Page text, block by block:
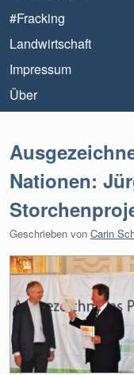
#Fracking
Landwirtschaft
Impressum
Über
Nationen:
Geschrieben von Carin